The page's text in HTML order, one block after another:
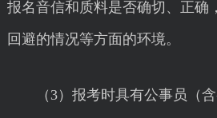
报名音信和质料是否确切、正确
回避的情况等方面的环境。
（3）报考时具有公事员（含